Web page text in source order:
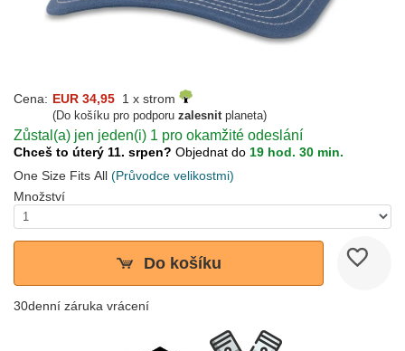
Cena: EUR 34,95 1 x strom
(Do košíku pro podporu zalesnitplaneta)
Zůstal(a) jen jeden(i) 1 pro okamžité odeslání
Chceš to úterý 11. srpen? Objednat do 19 hod. 30 min.
One Size Fits All (Průvodce velikostmi)
Množství
Do košíku
30denní záruka vrácení